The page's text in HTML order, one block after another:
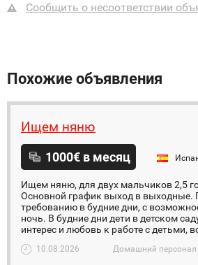
Сообщить о несоответствии
Похожие объявления
Ищем няню
1000€ в месяц
Ищем няню, для двух мальчиков 2,5
Основной график выход в выходные.
требованию в будние дни, с
ночь. В будние дни дети в детском
интерес и любовь к работе с детьми,
10.08.2026 Домашний персонал